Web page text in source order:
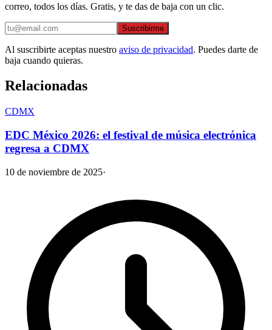
correo, todos los días. Gratis, y te das de baja con un clic.
Suscribirme
Al suscribirte aceptas nuestro aviso de privacidad. Puedes darte de
baja cuando quieras.
Relacionadas
CDMX
EDC México 2026: el festival de música electrónica
regresa a CDMX
10 de noviembre de 2025·